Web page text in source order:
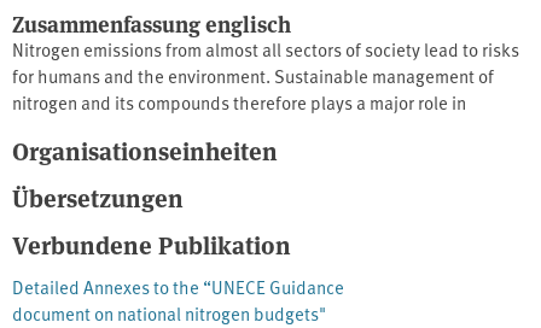
Zusammenfassung englisch
Nitrogen emissions from almost all sectors of society lead to risks
for humans and the environment. Sustainable management of
nitrogen and its compounds therefore plays a major role in
milestone towards sustainable nitrogen management, the German
Environment Agency proposes a upper limit of 1,000 kt nitrogen
per year for Germany. The limit covers almost all sources and
includes not only agriculture but also other nitrogen relevant
sectors such as transport and industry. The background paper
explains the background on risks, summarises the current
pollution situation in Germany and evaluates existing mitigation
Organisationseinheiten
Übersetzungen
Verbundene Publikation
Detailed Annexes to the “UNECE Guidance
document on national nitrogen budgets"